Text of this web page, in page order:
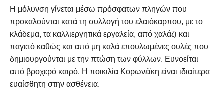
Η μόλυνση γίνεται μέσω πρόσφατων πληγών που
προκαλούνται κατά τη συλλογή του ελαιόκαρπου, με το
κλάδεμα, τα καλλιεργητικά εργαλεία, από χαλάζι και
παγετό καθώς και από μη καλά επουλωμένες ουλές που
δημιουργούνται με την πτώση των φύλλων. Ευνοείται
από βροχερό καιρό. Η ποικιλία Κορωνέϊκη είναι ιδιαίτερα
ευαίσθητη στην ασθένεια.